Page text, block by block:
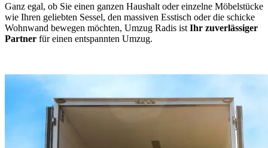
Ganz egal, ob Sie einen ganzen Haushalt oder einzelne Möbelstücke
wie Ihren geliebten Sessel, den massiven Esstisch oder die schicke
Wohnwand bewegen möchten, Umzug Radis ist Ihr zuverlässiger
Partner für einen entspannten Umzug.